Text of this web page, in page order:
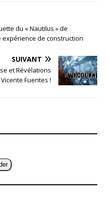
du « Nautilus » de
de construction
SUIVANT
et Révélations
Fuentes !